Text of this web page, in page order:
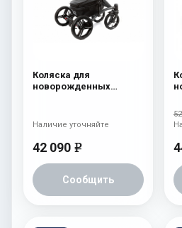
Коляска для
новорожденных
42 090 e
Сообщить
Наличие уточняйте